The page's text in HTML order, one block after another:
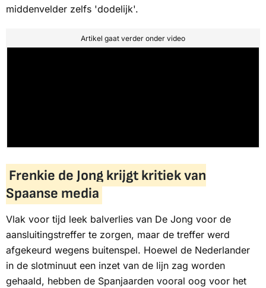
middenvelder zelfs 'dodelijk'.
Artikel gaat verder onder video
Frenkie de Jong krijgt kritiek van
Spaanse media
Vlak voor tijd leek balverlies van De Jong voor de
aansluitingstreffer te zorgen, maar de treffer werd
afgekeurd wegens buitenspel. Hoewel de Nederlander
in de slotminuut een inzet van de lijn zag worden
gehaald, hebben de Spanjaarden vooral oog voor het